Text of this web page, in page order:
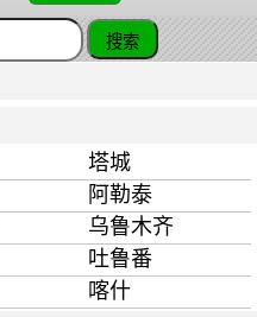
塔城
阿勒泰
乌鲁木齐
吐鲁番
喀什